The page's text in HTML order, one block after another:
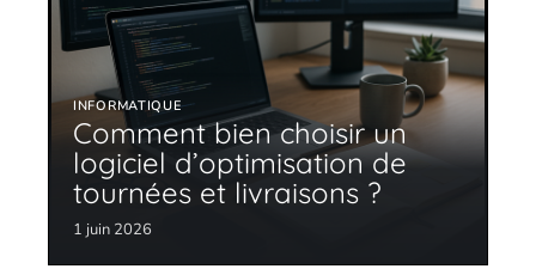
INFORMATIQUE
Comment bien choisir un
logiciel d’optimisation de
tournées et livraisons ?
1 juin 2026